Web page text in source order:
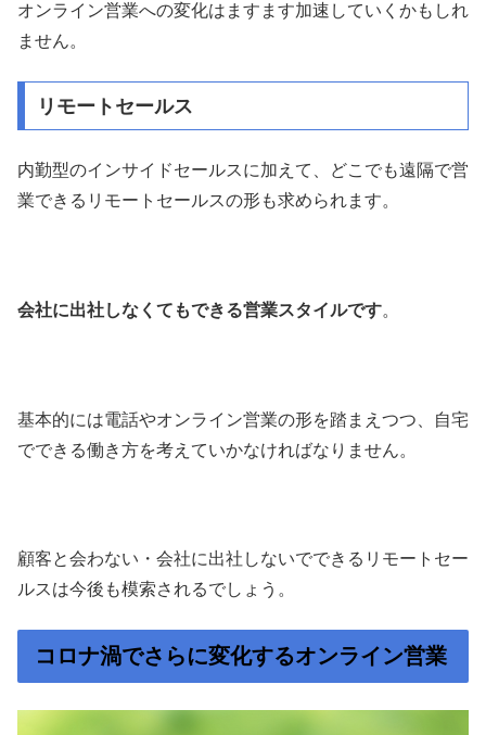
オンライン営業への変化はますます加速していくかもしれ
ません。
リモートセールス
内勤型のインサイドセールスに加えて、どこでも遠隔で営
業できるリモートセールスの形も求められます。
会社に出社しなくてもできる営業スタイルです。
基本的には電話やオンライン営業の形を踏まえつつ、自宅
でできる働き方を考えていかなければなりません。
顧客と会わない・会社に出社しないでできるリモートセー
ルスは今後も模索されるでしょう。
コロナ渦でさらに変化するオンライン営業